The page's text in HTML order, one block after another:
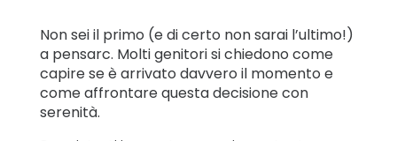
Non sei il primo (e di certo non sarai l’ultimo!)
a pensarc. Molti genitori si chiedono come
capire se è arrivato davvero il momento e
come affrontare questa decisione con
serenità.